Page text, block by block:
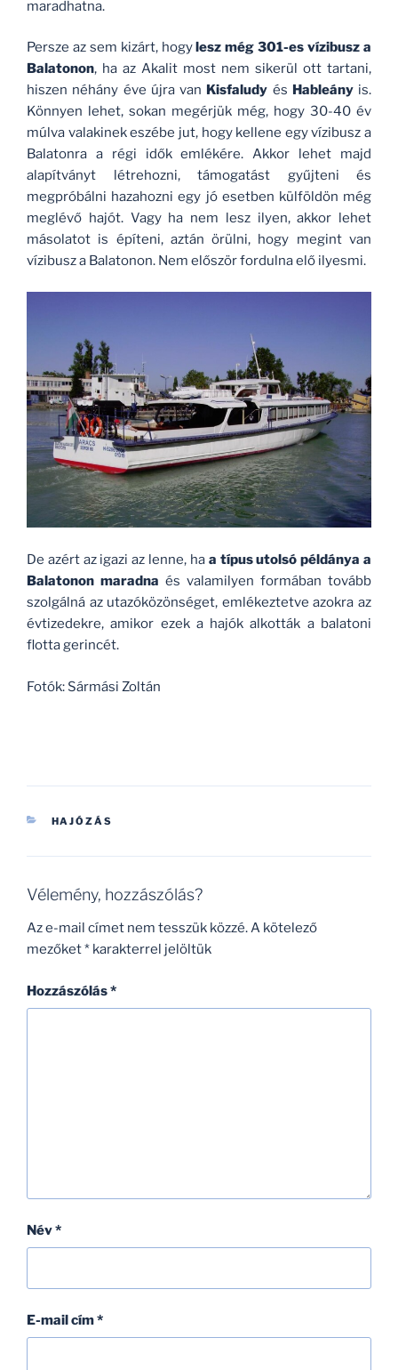
maradhatna.
Persze az sem kizárt, hogy lesz még 301-es vízibusz a
Balatonon, ha az Akalit most nem sikerül ott tartani,
hiszen néhány éve újra van Kisfaludy és Hableányis.
Könnyen lehet, sokan megérjük még, hogy 30-40 év
múlva valakinek eszébe jut, hogy kellene egy vízibusz a
Balatonra a régi idők emlékére. Akkor lehet majd
alapítványt létrehozni, támogatást gyűjteni és
megpróbálni hazahozni egy jó esetben külföldön még
meglévő hajót. Vagy ha nem lesz ilyen, akkor lehet
másolatot is építeni, aztán örülni, hogy megint van
vízibusz a Balatonon. Nem először fordulna elő ilyesmi.
De azért az igazi az lenne, ha a típus utolsó példánya a
Balatonon maradna és valamilyen formában tovább
szolgálná az utazóközönséget, emlékeztetve azokra az
évtizedekre, amikor ezek a hajók alkották a balatoni
flotta gerincét.
Fotók: Sármási Zoltán
KATEGÓRIÁK
HAJÓZÁS
Vélemény, hozzászólás?
Az e-mail címet nem tesszük közzé.A kötelező
mezőket* karakterrel jelöltük
Hozzászólás*
Név*
E-mail cím*